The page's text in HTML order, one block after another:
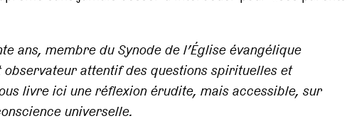
ans, membre du Synode de l’Église évangélique
observateur attentif des questions spirituelles et
livre ici une réflexion érudite, mais accessible, sur
universelle.